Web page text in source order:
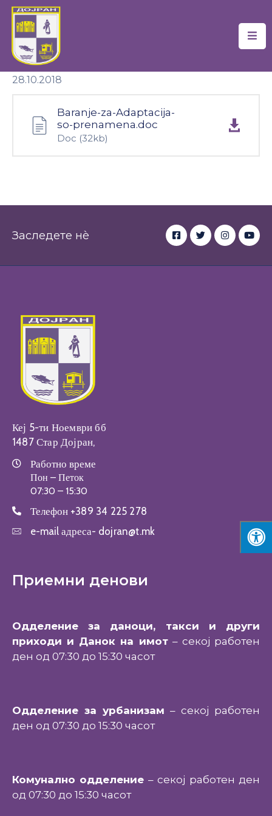
Почетна
Локална
Новости
Услуги
Финансии
28.10.2018
Baranje-za-Adaptacija-
so-prenamena.doc
Doc (32kb)
Заследете нè
Кеј 5-ти Ноември бб
1487 Стар Дојран,
Работно време
Пон – Петок
07:30 – 15:30
Телефон +389 34 225 278
e-mail адреса- dojran@t.mk
Приемни денови
Одделение за даноци, такси и други
приходи и Данок на имот– секој работен
ден од 07:30 до 15:30 часот
Одделение за урбанизам – секој работен
ден од 07:30 до 15:30 часот
Комунално одделение – секој работен ден
од 07:30 до 15:30 часот